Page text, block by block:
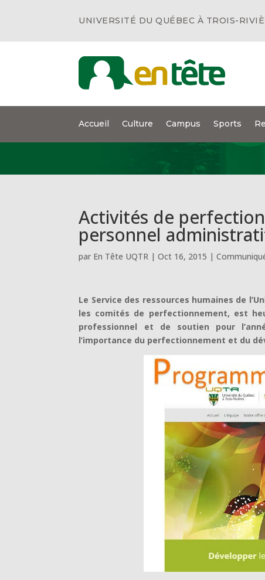
UNIVERSITÉ DU QUÉBEC À TROIS-
Accueil Culture Campus Sports
Activités de
personnel
par En Tête UQTR |Oct 16, 2015 |
Le Service des ressources humaines de
les comités de perfectionnement, est
professionnel et de soutien pour
l’importance du perfectionnement et du